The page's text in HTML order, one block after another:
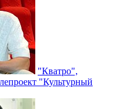
"Кватро",
"Культурный